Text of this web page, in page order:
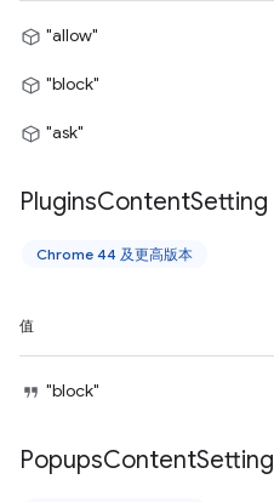
"allow"
"block"
"ask"
PluginsContentSetting
Chrome 44 及更高版本
值
"block"
PopupsContentSetting